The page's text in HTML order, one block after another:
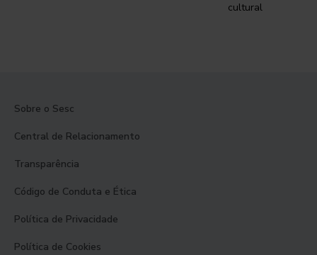
cultural
Sobre o Sesc
Central de Relacionamento
Transparência
Código de Conduta e Ética
Política de Privacidade
Política de Cookies